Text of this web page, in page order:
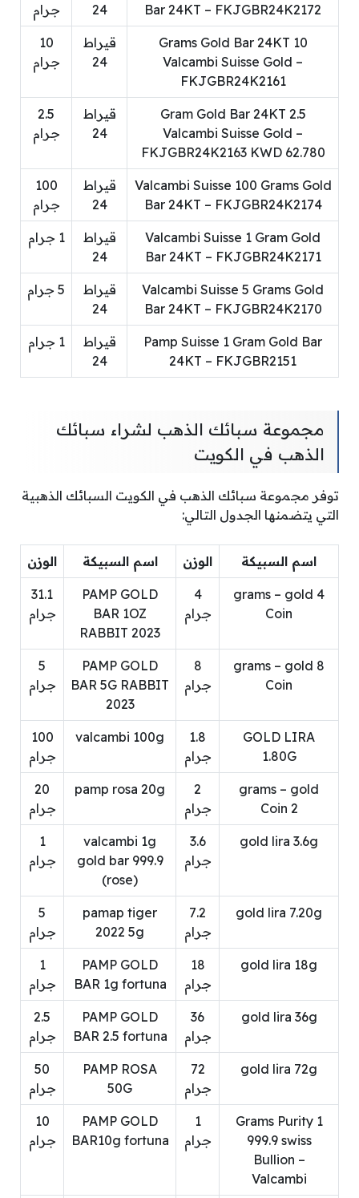
Bar 24KT – FKJGBR24K2172
24
جرام
10 Grams Gold Bar 24KT
Valcambi Suisse Gold –
FKJGBR24K2161
قيراط
24
10
جرام
2.5 Gram Gold Bar 24KT
Valcambi Suisse Gold –
FKJGBR24K2163 KWD 62.780
قيراط
24
2.5
جرام
Valcambi Suisse 100 Grams Gold
Bar 24KT – FKJGBR24K2174
قيراط
24
100
جرام
Valcambi Suisse 1 Gram Gold
Bar 24KT – FKJGBR24K2171
قيراط
24
1 جرام
Valcambi Suisse 5 Grams Gold
Bar 24KT – FKJGBR24K2170
قيراط
24
5 جرام
Pamp Suisse 1 Gram Gold Bar
24KT – FKJGBR2151
قيراط
24
1 جرام
مجموعة سبائك الذهب لشراء سبائك
الذهب في الكويت
توفر مجموعة سبائك الذهب في الكويت السبائك الذهبية
التي يتضمنها الجدول التالي:
اسم السبيكة الوزن اسم السبيكة الوزن
4 grams – gold
Coin
4
جرام
PAMP GOLD
BAR 1OZ
RABBIT 2023
31.1
جرام
8 grams – gold
Coin
8
جرام
PAMP GOLD
BAR 5G RABBIT
2023
5
جرام
GOLD LIRA
1.80G
1.8
جرام
valcambi 100g
100
جرام
grams – gold
Coin 2
2
جرام
pamp rosa 20g
20
جرام
gold lira 3.6g
3.6
جرام
valcambi 1g
gold bar 999.9
(rose)
1
جرام
gold lira 7.20g
7.2
جرام
pamap tiger
2022 5g
5
جرام
gold lira 18g
18
جرام
PAMP GOLD
BAR 1g fortuna
1
جرام
gold lira 36g
36
جرام
PAMP GOLD
BAR 2.5 fortuna
2.5
جرام
gold lira 72g
72
جرام
PAMP ROSA
50G
50
جرام
1 Grams Purity
999.9 swiss
Bullion –
Valcambi
1
جرام
PAMP GOLD
BAR10g fortuna
10
جرام